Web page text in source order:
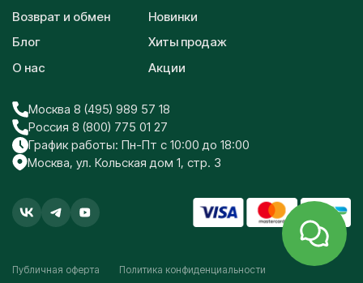
Возврат и обмен
Блог
О нас
Новинки
Хиты продаж
Акции
Москва 8 (495) 989 57 18
Россия 8 (800) 775 01 27
График работы: Пн-Пт с 10:00 до 18:00
Москва, ул. Кольская дом 1, стр. 3
Публичная оферта Политика конфиденциальности